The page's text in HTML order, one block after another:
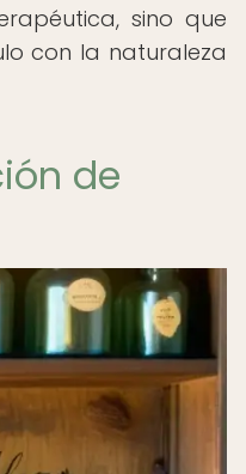
sino que
con la naturaleza
de